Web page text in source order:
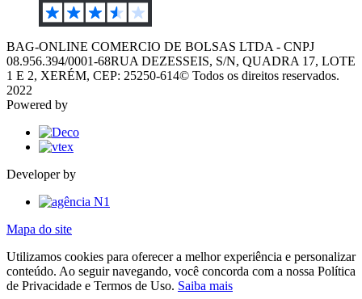
BAG-ONLINE COMERCIO DE BOLSAS LTDA - CNPJ
08.956.394/0001-68RUA DEZESSEIS, S/N, QUADRA 17, LOTE
1 E 2, XERÉM, CEP: 25250-614© Todos os direitos reservados.
2022
Powered by
Developer by
Mapa do site
Utilizamos cookies para oferecer a melhor experiência e personalizar
conteúdo. Ao seguir navegando, você concorda com a nossa Política
de Privacidade e Termos de Uso. Saiba mais